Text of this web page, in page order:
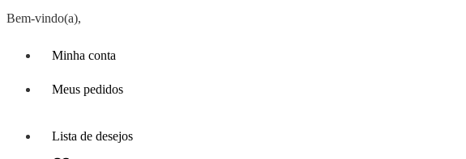
Bem-vindo(a),
Minha conta
Meus pedidos
Lista de desejos